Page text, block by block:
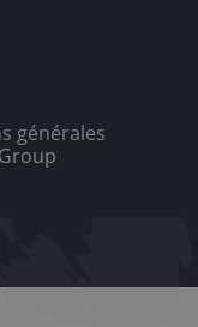
générales